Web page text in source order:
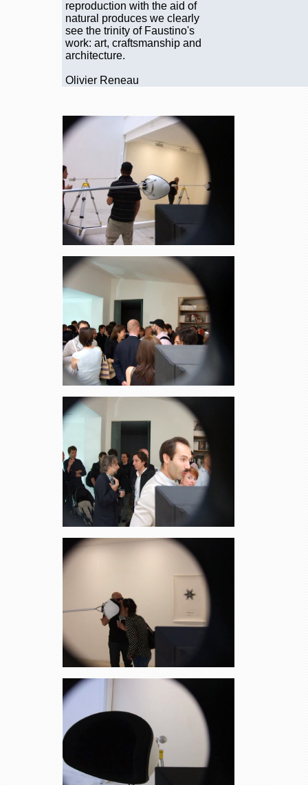
reproduction with the aid of
natural produces we clearly
see the trinity of Faustino's
work: art, craftsmanship and
architecture.
Olivier Reneau